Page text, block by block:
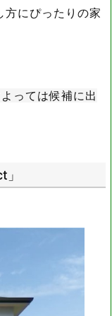
方にぴったりの家
っては候補に出